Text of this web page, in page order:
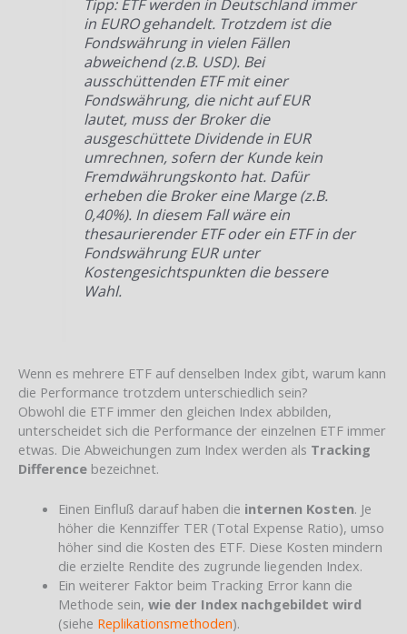
Tipp: ETF werden in Deutschland immer
in EURO gehandelt. Trotzdem ist die
Fondswährung in vielen Fällen
abweichend (z.B. USD). Bei
ausschüttenden ETF mit einer
Fondswährung, die nicht auf EUR
lautet, muss der Broker die
ausgeschüttete Dividende in EUR
umrechnen, sofern der Kunde kein
Fremdwährungskonto hat. Dafür
erheben die Broker eine Marge (z.B.
0,40%). In diesem Fall wäre ein
thesaurierender ETF oder ein ETF in der
Fondswährung EUR unter
Kostengesichtspunkten die bessere
Wahl.
Wenn es mehrere ETF auf denselben Index gibt, warum kann
die Performance trotzdem unterschiedlich sein?
Obwohl die ETF immer den gleichen Index abbilden,
unterscheidet sich die Performance der einzelnen ETF immer
etwas. Die Abweichungen zum Index werden als Tracking
Difference bezeichnet.
Einen Einfluß darauf haben die internen Kosten. Je
höher die Kennziffer TER (Total Expense Ratio), umso
höher sind die Kosten des ETF. Diese Kosten mindern
die erzielte Rendite des zugrunde liegenden Index.
Ein weiterer Faktor beim Tracking Error kann die
Methode sein, wie der Index nachgebildet wird
(siehe Replikationsmethoden).